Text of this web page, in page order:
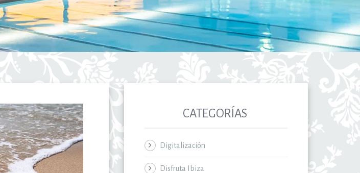
CATEGORÍAS
Digitalización
Disfruta Ibiza